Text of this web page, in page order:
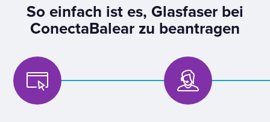
So einfach ist es, Glasfaser bei
ConectaBalear zu beantragen